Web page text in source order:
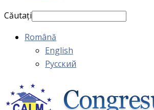
Căutați
Română
English
Русский